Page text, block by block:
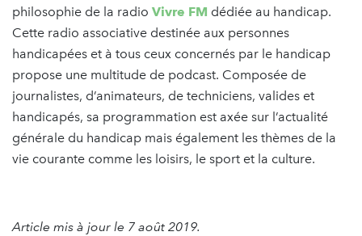
philosophie de la radio Vivre FM dédiée au handicap.
Cette radio associative destinée aux personnes
handicapées et à tous ceux concernés par le handicap
propose une multitude de podcast. Composée de
journalistes, d’animateurs, de techniciens, valides et
handicapés, sa programmation est axée sur l’actualité
générale du handicap mais également les thèmes de la
vie courante comme les loisirs, le sport et la culture.
Article mis à jour le 7 août 2019.